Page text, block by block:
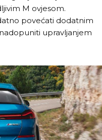
M ovjesom.
povećati dodatnim
upravljanjem